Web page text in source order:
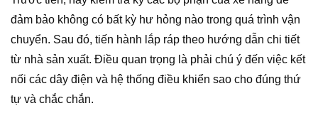
đảm bảo không có bất kỳ hư hỏng nào trong quá trình vận
chuyển. Sau đó, tiến hành lắp ráp theo hướng dẫn chi tiết
từ nhà sản xuất. Điều quan trọng là phải chú ý đến việc kết
nối các dây điện và hệ thống điều khiển sao cho đúng thứ
tự và chắc chắn.